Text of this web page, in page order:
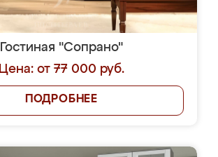
Гостиная "Сопрано"
Цена: от 77 000 руб.
ПОДРОБНЕЕ